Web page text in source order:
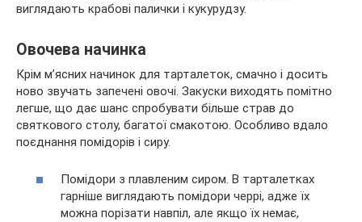
виглядають крабові палички і кукурудзу.
Овочева начинка
Крім м’ясних начинок для тарталеток, смачно і досить
ново звучать запечені овочі. Закуски виходять помітно
легше, що дає шанс спробувати більше страв до
святкового столу, багатої смакотою. Особливо вдало
поєднання помідорів і сиру.
Помідори з плавленим сиром. В тарталетках
гарніше виглядають помідори черрі, адже їх
можна порізати навпіл, але якщо їх немає,